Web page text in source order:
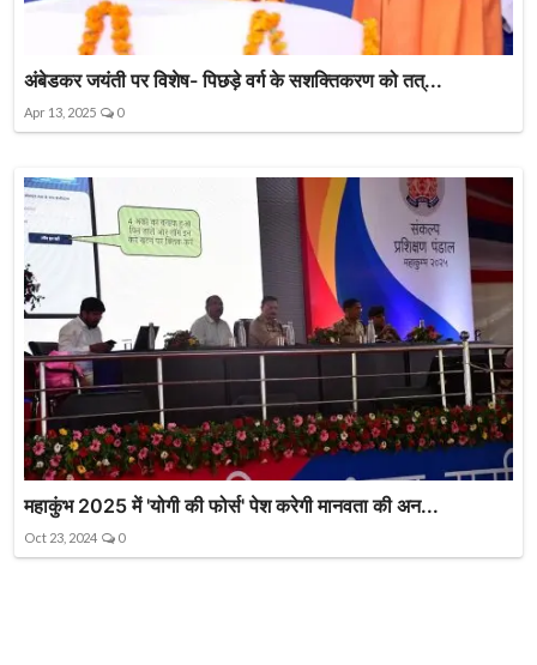
अंबेडकर जयंती पर विशेष- पिछड़े वर्ग के सशक्तिकरण को तत्...
Apr 13, 2025 0
महाकुंभ 2025 में 'योगी की फोर्स' पेश करेगी मानवता की अन...
Oct 23, 2024 0